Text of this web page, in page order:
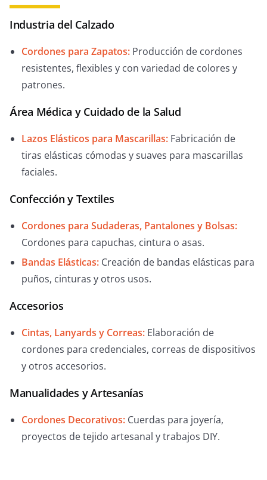
Industria del Calzado
Cordones para Zapatos: Producción de cordones
resistentes, flexibles y con variedad de colores y
patrones.
Área Médica y Cuidado de la Salud
Lazos Elásticos para Mascarillas: Fabricación de
tiras elásticas cómodas y suaves para mascarillas
faciales.
Confección y Textiles
Cordones para Sudaderas, Pantalones y Bolsas:
Cordones para capuchas, cintura o asas.
Bandas Elásticas: Creación de bandas elásticas para
puños, cinturas y otros usos.
Accesorios
Cintas, Lanyards y Correas: Elaboración de
cordones para credenciales, correas de dispositivos
y otros accesorios.
Manualidades y Artesanías
Cordones Decorativos: Cuerdas para joyería,
proyectos de tejido artesanal y trabajos DIY.